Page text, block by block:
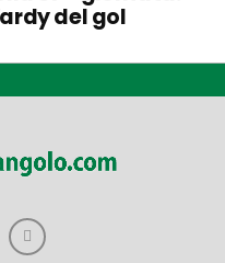
del gol